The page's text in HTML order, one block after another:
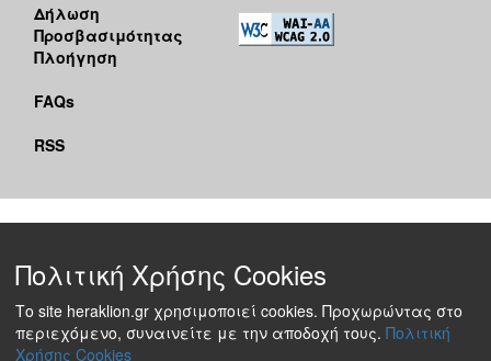
Δήλωση
Προσβασιμότητας
Πλοήγηση
FAQs
RSS
Πολιτική Χρήσης Cookies
Το site heraklion.gr χρησιμοποιεί cookies. Προχωρώντας στο
περιεχόμενο, συναινείτε με την αποδοχή τους. Πολιτική
Χρήσης Cookies